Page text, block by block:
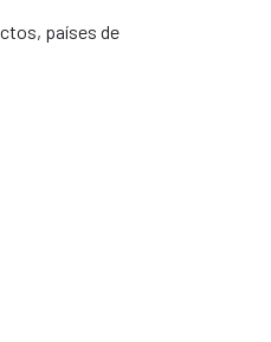
países de